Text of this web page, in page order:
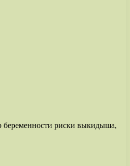
беременности риски выкидыша,